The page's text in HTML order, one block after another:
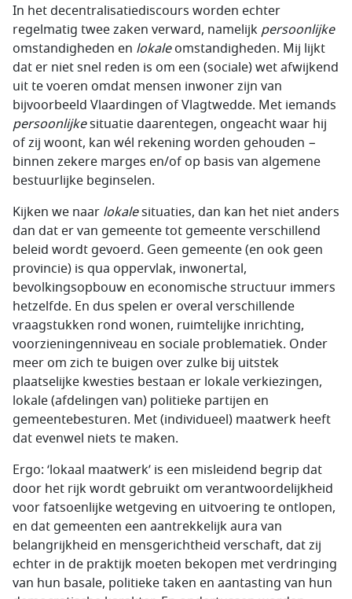
In het decentralisatiediscours worden echter
regelmatig twee zaken verward, namelijk persoonlijke
omstandigheden en lokaleomstandigheden. Mij lijkt
dat er niet snel reden is om een (sociale) wet afwijkend
uit te voeren omdat mensen inwoner zijn van
bijvoorbeeld Vlaardingen of Vlagtwedde. Met iemands
persoonlijkesituatie daarentegen, ongeacht waar hij
of zij woont, kan wél rekening worden gehouden −
binnen zekere marges en/of op basis van algemene
bestuurlijke beginselen.
Kijken we naar lokalesituaties, dan kan het niet anders
dan dat er van gemeente tot gemeente verschillend
beleid wordt gevoerd. Geen gemeente (en ook geen
provincie) is qua oppervlak, inwonertal,
bevolkingsopbouw en economische structuur immers
hetzelfde. En dus spelen er overal verschillende
vraagstukken rond wonen, ruimtelijke inrichting,
voorzieningenniveau en sociale problematiek. Onder
meer om zich te buigen over zulke bij uitstek
plaatselijke kwesties bestaan er lokale verkiezingen,
lokale (afdelingen van) politieke partijen en
gemeentebesturen. Met (individueel) maatwerk heeft
dat evenwel niets te maken.
Ergo: ‘lokaal maatwerk’ is een misleidend begrip dat
door het rijk wordt gebruikt om verantwoordelijkheid
voor fatsoenlijke wetgeving en uitvoering te ontlopen,
en dat gemeenten een aantrekkelijk aura van
belangrijkheid en mensgerichtheid verschaft, dat zij
echter in de praktijk moeten bekopen met verdringing
van hun basale, politieke taken en aantasting van hun